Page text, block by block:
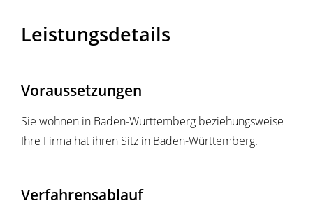
Leistungsdetails
Voraussetzungen
Sie wohnen in Baden-Württemberg beziehungsweise
Ihre Firma hat ihren Sitz in Baden-Württemberg.
Verfahrensablauf